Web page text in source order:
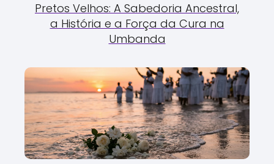
Pretos Velhos: A Sabedoria Ancestral,
a História e a Força da Cura na
Umbanda